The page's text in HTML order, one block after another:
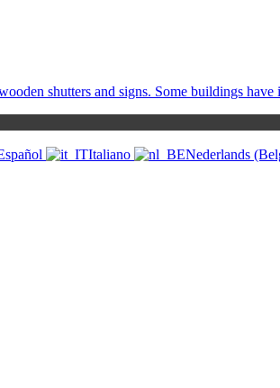
Italiano Nederlands